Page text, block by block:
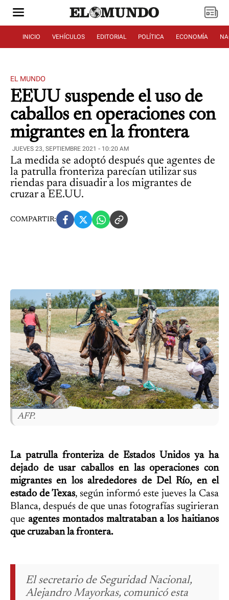
INICIO VEHÍCULOS EDITORIAL POLÍTICA ECONOMÍA
EL MUNDO
EEUU suspende el uso de
caballos en operaciones con
migrantes en la frontera
JUEVES 23, SEPTIEMBRE 2021 - 10:20 AM
La medida se adoptó después que agentes de
la patrulla fronteriza parecían utilizar sus
riendas para disuadir a los migrantes de
cruzar a EE.UU.
COMPARTIR:
AFP.
La patrulla fronteriza de Estados Unidos ya ha
dejado de usar caballos en las operaciones con
migrantes en los alrededores de Del Río, en el
estado de Texas, según informó este jueves la Casa
Blanca, después de que unas fotografías sugirieran
que agentes montados maltrataban a los haitianos
que cruzaban la frontera.
El secretario de Seguridad Nacional,
Alejandro Mayorkas, comunicó esta